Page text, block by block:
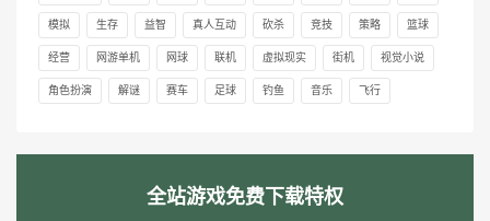
模拟 生存 益智 真人互动 砍杀 竞技 策略 篮球
经营 网游单机 网球 联机 虚拟现实 街机 视觉小说
角色扮演 解谜 赛车 足球 钓鱼 音乐 飞行
全站游戏免费下载特权